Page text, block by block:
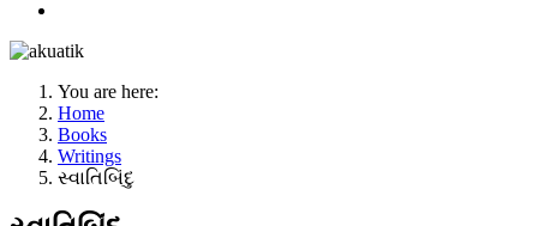
You are here:
Home
Books
Writings
સ્વાતિબિંદુ